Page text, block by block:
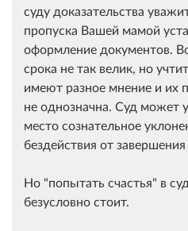
суду доказательства
пропуска Вашей мамой
оформление документов.
срока не так велик, но
имеют разное мнение и их
не однозначна. Суд может
место сознательное
бездействия от
Но "попытать счастья" в
безусловно стоит.